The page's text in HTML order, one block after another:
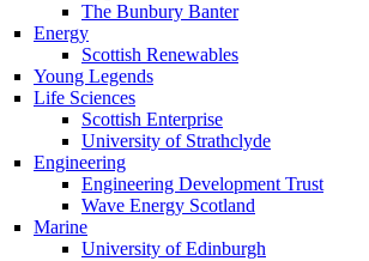
The Bunbury Banter
Energy
Scottish Renewables
Young Legends
Life Sciences
Scottish Enterprise
University of Strathclyde
Engineering
Engineering Development Trust
Wave Energy Scotland
Marine
University of Edinburgh